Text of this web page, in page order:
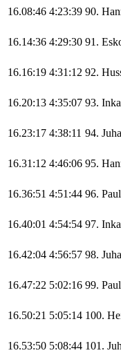
16.08:46 4:23:39 90.
16.14:36 4:29:30 91.
16.16:19 4:31:12 92.
16.20:13 4:35:07 93. Inka
16.23:17 4:38:11 94. Juha
16.31:12 4:46:06 95.
16.36:51 4:51:44 96.
16.40:01 4:54:54 97. Inka
16.42:04 4:56:57 98. Juha
16.47:22 5:02:16 99.
16.50:21 5:05:14 100.
16.53:50 5:08:44 101.